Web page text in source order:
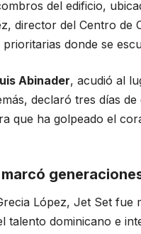
del edificio,
director del Centro de
donde se
Abinader, acudió al
declaró tres días
que ha golpeado el
López, Jet Set
talento dominicano e